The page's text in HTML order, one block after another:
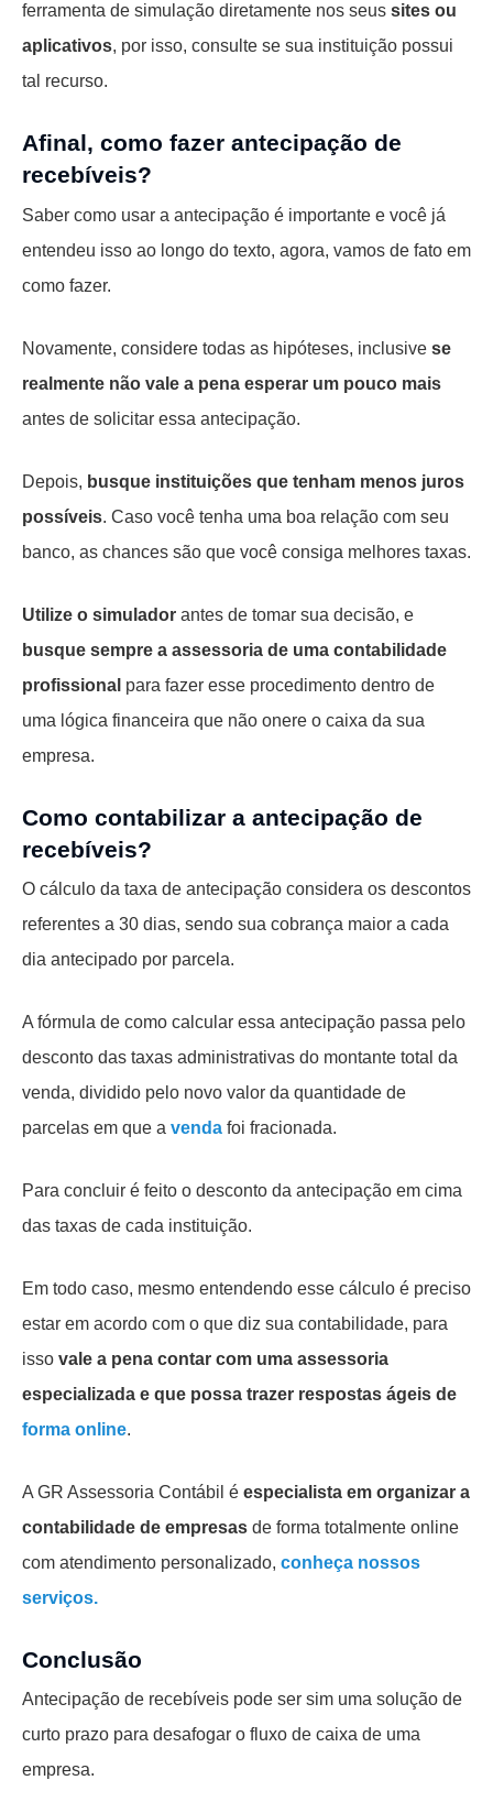
ferramenta de simulação diretamente nos seus sites ou
aplicativos, por isso, consulte se sua instituição possui
tal recurso.
Afinal, como fazer antecipação de
recebíveis?
Saber como usar a antecipação é importante e você já
entendeu isso ao longo do texto, agora, vamos de fato em
como fazer.
Novamente, considere todas as hipóteses, inclusive se
realmente não vale a pena esperar um pouco mais
antes de solicitar essa antecipação.
Depois, busque instituições que tenham menos juros
possíveis. Caso você tenha uma boa relação com seu
banco, as chances são que você consiga melhores taxas.
Utilize o simulador antes de tomar sua decisão, e
busque sempre a assessoria de uma contabilidade
profissional para fazer esse procedimento dentro de
uma lógica financeira que não onere o caixa da sua
empresa.
Como contabilizar a antecipação de
recebíveis?
O cálculo da taxa de antecipação considera os descontos
referentes a 30 dias, sendo sua cobrança maior a cada
dia antecipado por parcela.
A fórmula de como calcular essa antecipação passa pelo
desconto das taxas administrativas do montante total da
venda, dividido pelo novo valor da quantidade de
parcelas em que a venda foi fracionada.
Para concluir é feito o desconto da antecipação em cima
das taxas de cada instituição.
Em todo caso, mesmo entendendo esse cálculo é preciso
estar em acordo com o que diz sua contabilidade, para
isso vale a pena contar com uma assessoria
especializada e que possa trazer respostas ágeis de
forma online.
A GR Assessoria Contábil é especialista em organizar a
contabilidade de empresas de forma totalmente online
com atendimento personalizado, conheça nossos
serviços.
Conclusão
Antecipação de recebíveis pode ser sim uma solução de
curto prazo para desafogar o fluxo de caixa de uma
empresa.